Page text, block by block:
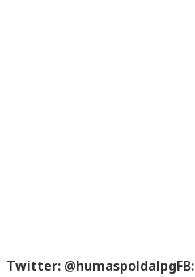
Twitter: @humaspoldalpgFB: